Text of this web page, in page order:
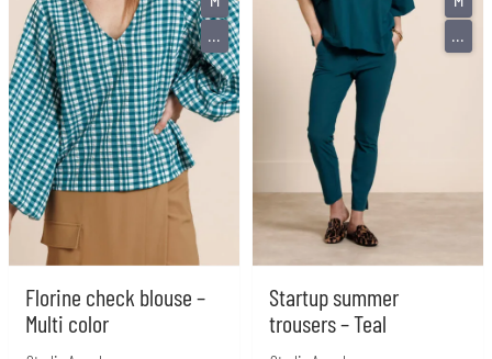
Florine check blouse –
Multi color
...
Startup summer
trousers – Teal
...